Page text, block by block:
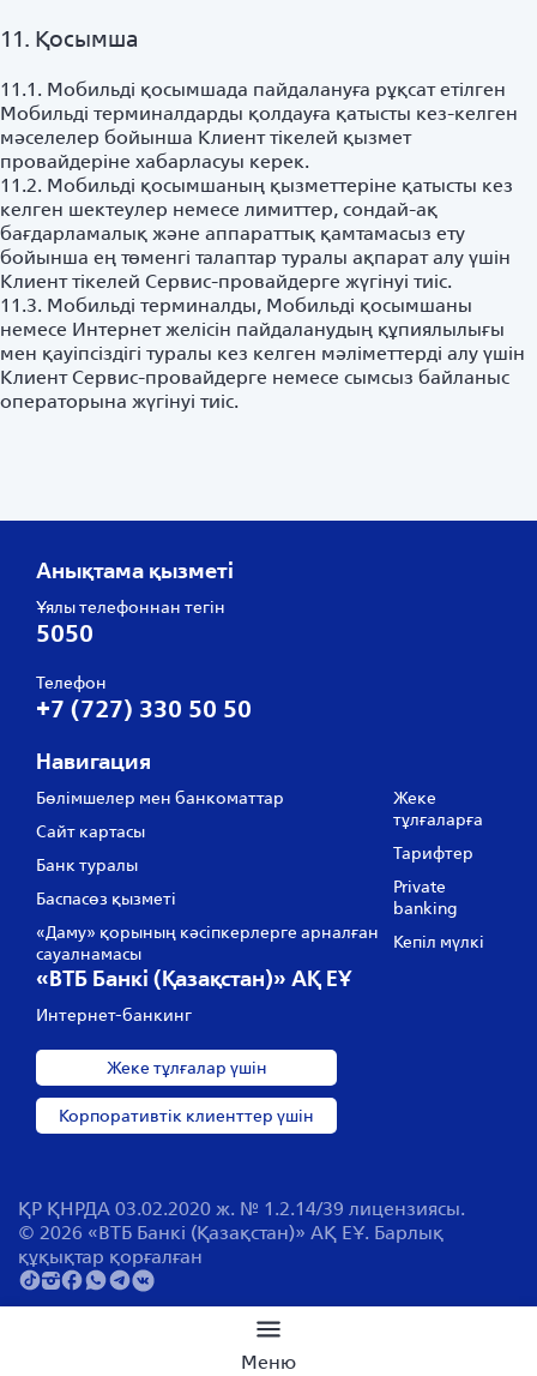
Меню
11. Қосымша
11.1. Мобильді қосымшада пайдалануға рұқсат етілген
Мобильді терминалдарды қолдауға қатысты кез-келген
мәселелер бойынша Клиент тікелей қызмет
провайдеріне хабарласуы керек.
11.2. Мобильді қосымшаның қызметтеріне қатысты кез
келген шектеулер немесе лимиттер, сондай-ақ
бағдарламалық және аппараттық қамтамасыз ету
бойынша ең төменгі талаптар туралы ақпарат алу үшін
Клиент тікелей Сервис-провайдерге жүгінуі тиіс.
11.3. Мобильді терминалды, Мобильді қосымшаны
немесе Интернет желісін пайдаланудың құпиялылығы
мен қауіпсіздігі туралы кез келген мәліметтерді алу үшін
Клиент Сервис-провайдерге немесе сымсыз байланыс
операторына жүгінуі тиіс.
Анықтама қызметі
Ұялы телефоннан тегін
5050
Телефон
+7 (727) 330 50 50
Навигация
Бөлімшелер мен банкоматтар
Сайт картасы
Банк туралы
Баспасөз қызметі
«Даму» қорының кәсіпкерлерге арналған
сауалнамасы
Жеке
тұлғаларға
Тарифтер
Private
banking
Кепіл мүлкі
«ВТБ Банкі (Қазақстан)» АҚ ЕҰ
Интернет-банкинг
Жеке тұлғалар үшін
Корпоративтік клиенттер үшін
ҚР ҚНРДА 03.02.2020 ж. № 1.2.14/39 лицензиясы.
© 2026 «ВТБ Банкі (Қазақстан)» АҚ ЕҰ. Барлық
құқықтар қорғалған